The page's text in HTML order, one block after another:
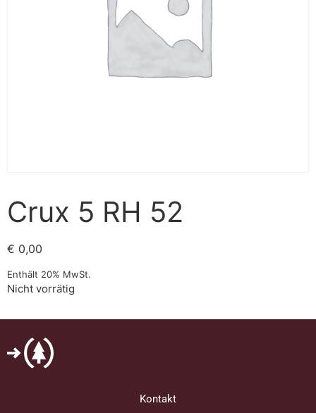
Crux 5 RH 52
€ 0,00
Enthält 20% MwSt.
Nicht vorrätig
Kontakt